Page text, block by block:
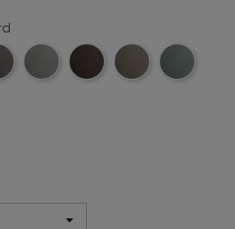
Hellgrau-Dunkelbraun-
Khaki-
Mintgreen-